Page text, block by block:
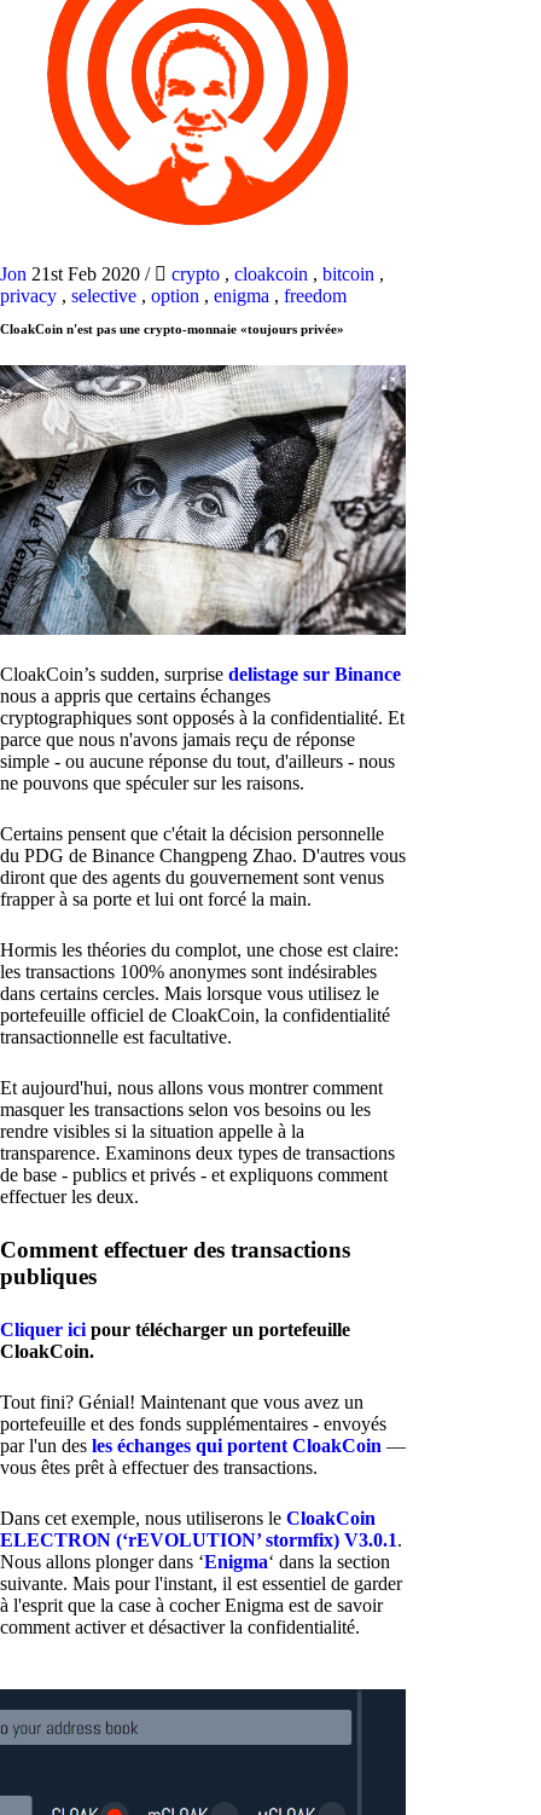
Jon 21st Feb 2020 / crypto , cloakcoin , bitcoin ,
privacy , selective , option , enigma , freedom
CloakCoin n'est pas une crypto-monnaie «toujours privée»
CloakCoin’s sudden, surprise delistage sur Binance
nous a appris que certains échanges
cryptographiques sont opposés à la confidentialité. Et
parce que nous n'avons jamais reçu de réponse
simple - ou aucune réponse du tout, d'ailleurs - nous
ne pouvons que spéculer sur les raisons.
Certains pensent que c'était la décision personnelle
du PDG de Binance Changpeng Zhao. D'autres vous
diront que des agents du gouvernement sont venus
frapper à sa porte et lui ont forcé la main.
Hormis les théories du complot, une chose est claire:
les transactions 100% anonymes sont indésirables
dans certains cercles. Mais lorsque vous utilisez le
portefeuille officiel de CloakCoin, la confidentialité
transactionnelle est facultative.
Et aujourd'hui, nous allons vous montrer comment
masquer les transactions selon vos besoins ou les
rendre visibles si la situation appelle à la
transparence. Examinons deux types de transactions
de base - publics et privés - et expliquons comment
effectuer les deux.
Comment effectuer des transactions
publiques
Cliquer ici pour télécharger un portefeuille
CloakCoin.
Tout fini? Génial! Maintenant que vous avez un
portefeuille et des fonds supplémentaires - envoyés
par l'un des les échanges qui portent CloakCoin —
vous êtes prêt à effectuer des transactions.
Dans cet exemple, nous utiliserons le CloakCoin
ELECTRON (‘rEVOLUTION’ stormfix) V3.0.1.
Nous allons plonger dans ‘Enigma‘ dans la section
suivante. Mais pour l'instant, il est essentiel de garder
à l'esprit que la case à cocher Enigma est de savoir
comment activer et désactiver la confidentialité.